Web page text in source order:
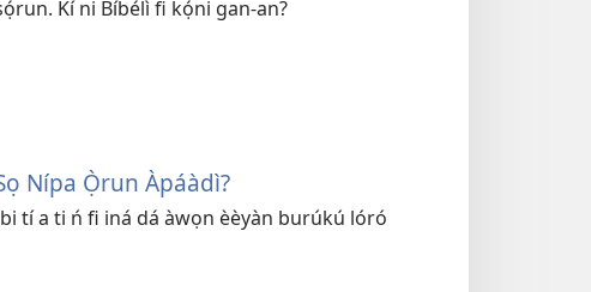
Kí ni Bíbélì fi kọ́ni gan-an?
Nípa Ọ̀run Àpáàdì?
tí a ti ń fi iná dá àwọn èèyàn burúkú lóró